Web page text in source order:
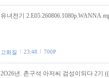
유녀전기
고화질 23:48 700P
2O26년. 촌구석 아저씨 검성이되다 2기